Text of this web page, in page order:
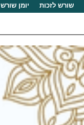
שורש לזכות יומן שורש